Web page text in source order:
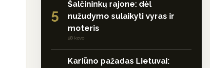
5
Šalčininkų rajone: dėl
nužudymo sulaikyti vyras ir
moteris
28 kovo
Kariūno pažadas Lietuvai: